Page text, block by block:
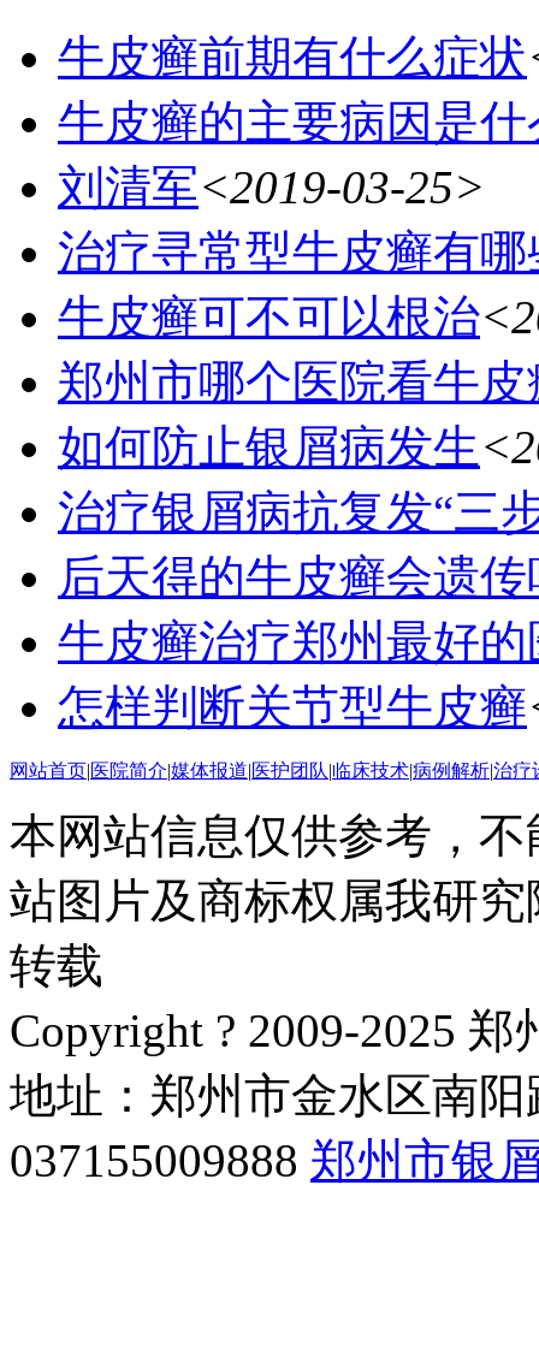
牛皮癣前期有什么症状
牛皮癣的主要病因是什
刘清军<2019-03-25>
治疗寻常型牛皮癣有哪
牛皮癣可不可以根治
郑州市哪个医院看牛皮
如何防止银屑病发生
治疗银屑病抗复发“三
后天得的牛皮癣会遗传
牛皮癣治疗郑州最好的
怎样判断关节型牛皮癣
网站首页|医院简介|媒体报道|医护团队|临床技术|病例解析|治疗
本网站信息仅供参考，
站图片及商标权属我研
转载
Copyright ? 2009-2025
地址：郑州市金水区南
037155009888 郑州市银